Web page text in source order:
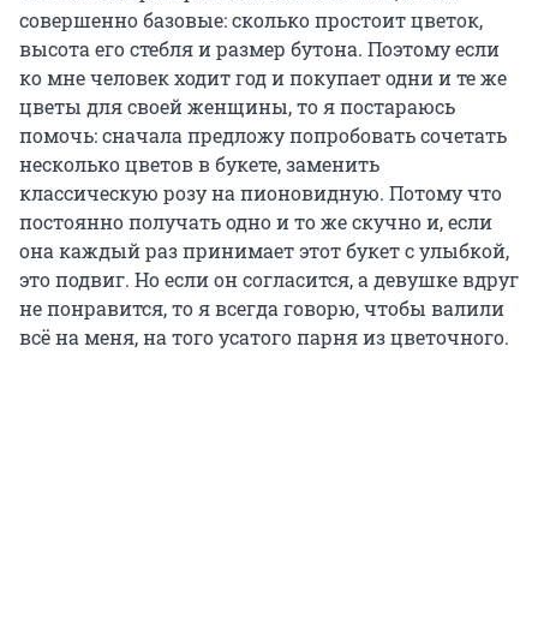
совершенно базовые: сколько простоит цветок,
высота его стебля и размер бутона. Поэтому если
ко мне человек ходит год и покупает одни и те же
цветы для своей женщины, то я постараюсь
помочь: сначала предложу попробовать сочетать
несколько цветов в букете, заменить
классическую розу на пионовидную. Потому что
постоянно получать одно и то же скучно и, если
она каждый раз принимает этот букет с улыбкой,
это подвиг. Но если он согласится, а девушке вдруг
не понравится, то я всегда говорю, чтобы валили
всё на меня, на того усатого парня из цветочного.